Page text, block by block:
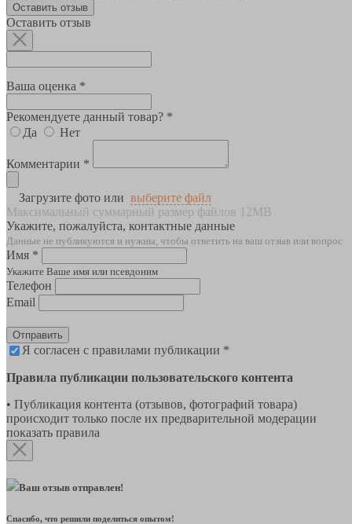
Оставить отзыв
Оставить отзыв
Ваша оценка *
Рекомендуете данный товар? *
Да
Нет
Комментарии *
Загрузите фото или выберите файл
Максимальный суммарный размер файлов 12MB
Укажите, пожалуйста, контактные данные
Данные не публикуются и нужны, чтобы ответить на ваш отзыв или вопрос
Имя *
Укажите Ваше имя или псевдоним
Телефон
Email
Отправить
Я согласен с правилами публикации *
Правила публикации пользовательского контента
• Публикация контента (отзывов, фотографий товара)
происходит только после их предварительной модерации
показать правила
Ваш отзыв отправлен!
Спасибо, что решили поделиться опытом!